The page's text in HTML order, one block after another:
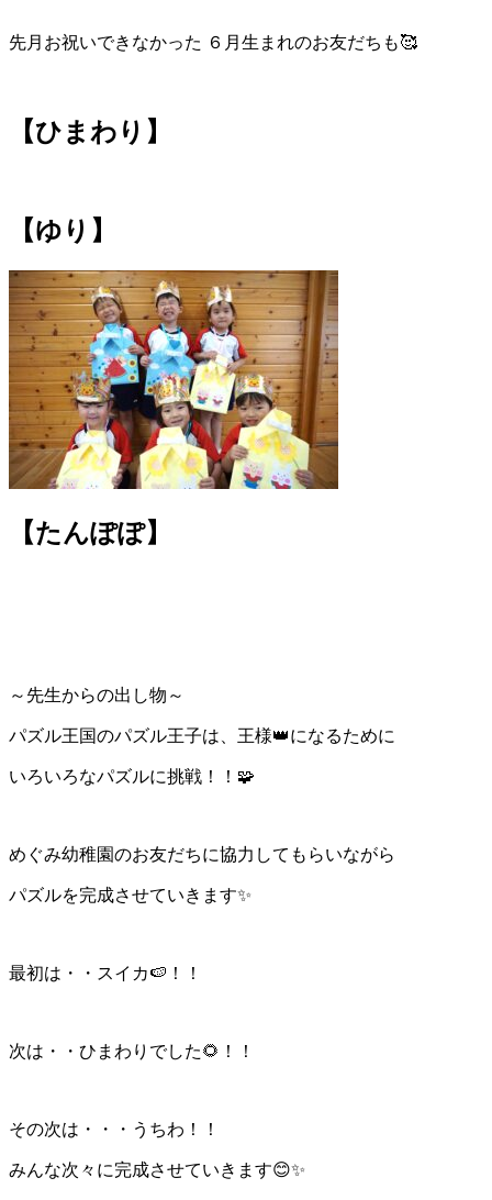
先月お祝いできなかった ６月生まれのお友だちも🥰
【ひまわり】
【ゆり】
【たんぽぽ】
～先生からの出し物～
パズル王国のパズル王子は、王様👑になるために
いろいろなパズルに挑戦！！🧩
めぐみ幼稚園のお友だちに協力してもらいながら
パズルを完成させていきます✨
最初は・・スイカ🍉！！
次は・・ひまわりでした🌻！！
その次は・・・うちわ！！
みんな次々に完成させていきます😊✨